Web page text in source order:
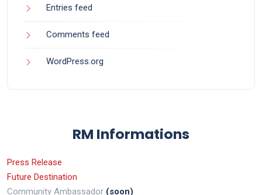
Entries feed
Comments feed
WordPress.org
RM Informations
Press Release
Future Destination
Community Ambassador (soon)